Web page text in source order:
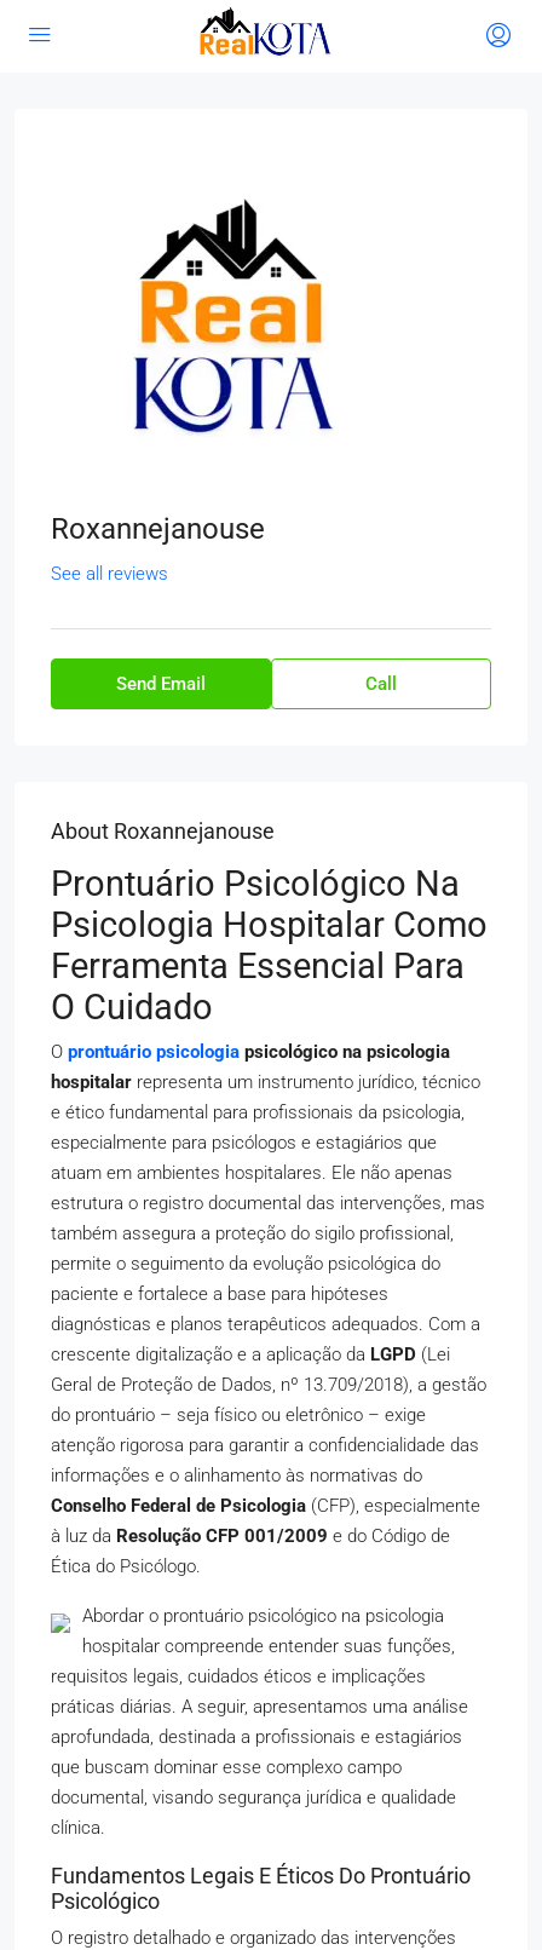
Roxannejanouse
See all reviews
Send Email Call
About Roxannejanouse
Prontuário Psicológico Na
Psicologia Hospitalar Como
Ferramenta Essencial Para
O Cuidado
O prontuário psicologia psicológico na psicologia
hospitalar representa um instrumento jurídico, técnico
e ético fundamental para profissionais da psicologia,
especialmente para psicólogos e estagiários que
atuam em ambientes hospitalares. Ele não apenas
estrutura o registro documental das intervenções, mas
também assegura a proteção do sigilo profissional,
permite o seguimento da evolução psicológica do
paciente e fortalece a base para hipóteses
diagnósticas e planos terapêuticos adequados. Com a
crescente digitalização e a aplicação da LGPD (Lei
Geral de Proteção de Dados, nº 13.709/2018), a gestão
do prontuário – seja físico ou eletrônico – exige
atenção rigorosa para garantir a confidencialidade das
informações e o alinhamento às normativas do
Conselho Federal de Psicologia (CFP), especialmente
à luz da Resolução CFP 001/2009 e do Código de
Ética do Psicólogo.
Abordar o prontuário psicológico na psicologia
hospitalar compreende entender suas funções,
requisitos legais, cuidados éticos e implicações
práticas diárias. A seguir, apresentamos uma análise
aprofundada, destinada a profissionais e estagiários
que buscam dominar esse complexo campo
documental, visando segurança jurídica e qualidade
clínica.
Fundamentos Legais E Éticos Do Prontuário
Psicológico
O registro detalhado e organizado das intervenções